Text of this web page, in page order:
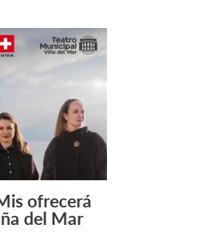
Leer más +
ofrecerá
del Mar